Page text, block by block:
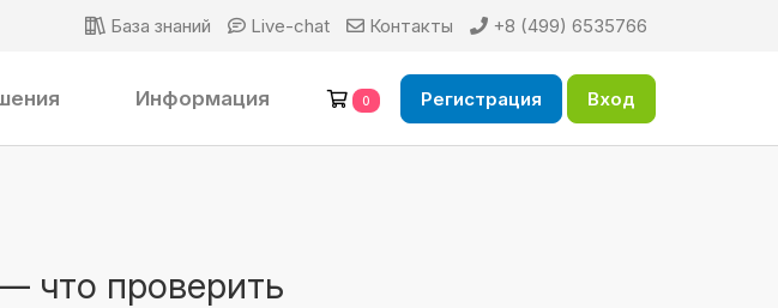
База знаний Live-chat Контакты +8 (499) 6535766
Информация 0 Регистрация Вход
что проверить